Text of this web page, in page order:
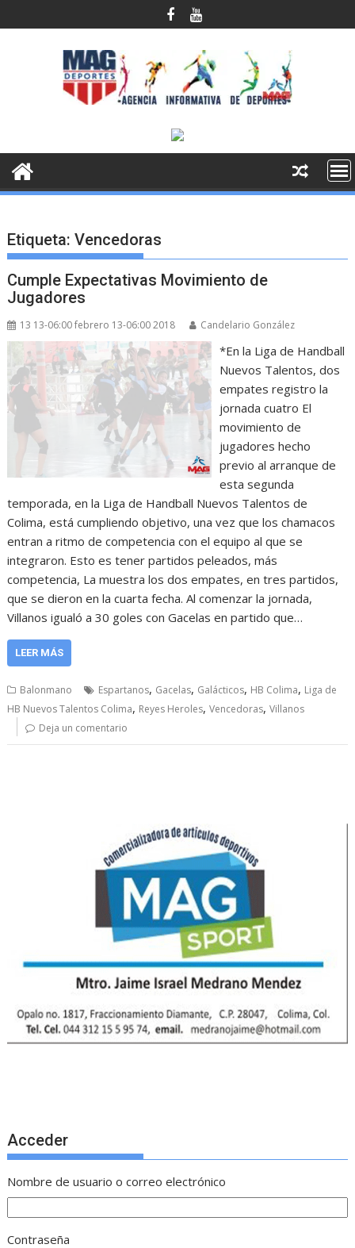
al
Etiqueta:Vencedoras
Cumple Expectativas Movimiento de
Jugadores
13 13-06:00 febrero 13-06:00 2018 Candelario González
*En la Liga de Handball
Nuevos Talentos, dos
empates registro la
jornada cuatro El
movimiento de
jugadores hecho
previo al arranque de
esta segunda
temporada, en la Liga de Handball Nuevos Talentos de
Colima, está cumpliendo objetivo, una vez que los chamacos
entran a ritmo de competencia con el equipo al que se
integraron. Esto es tener partidos peleados, más
competencia, La muestra los dos empates, en tres partidos,
que se dieron en la cuarta fecha. Al comenzar la jornada,
Villanos igualó a 30 goles con Gacelas en partido que…
LEER MÁS
Balonmano Espartanos, Gacelas, Galácticos, HB Colima, Liga de
HB Nuevos Talentos Colima, Reyes Heroles,Vencedoras,Villanos
Deja un comentario
Acceder
Nombre de usuario o correo electrónico
Contraseña